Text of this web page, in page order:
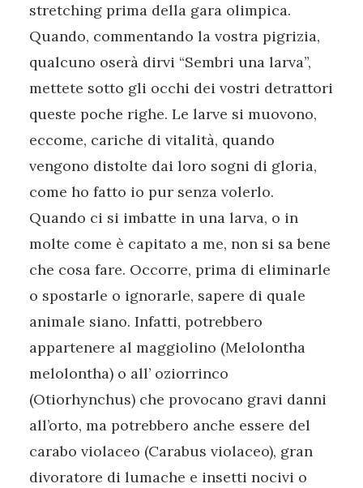
stretching prima della gara olimpica.
Quando, commentando la vostra pigrizia,
qualcuno oserà dirvi “Sembri una larva”,
mettete sotto gli occhi dei vostri detrattori
queste poche righe. Le larve si muovono,
eccome, cariche di vitalità, quando
vengono distolte dai loro sogni di gloria,
come ho fatto io pur senza volerlo.
Quando ci si imbatte in una larva, o in
molte come è capitato a me, non si sa bene
che cosa fare. Occorre, prima di eliminarle
o spostarle o ignorarle, sapere di quale
animale siano. Infatti, potrebbero
appartenere al maggiolino (Melolontha
melolontha) o all’ oziorrinco
(Otiorhynchus) che provocano gravi danni
all’orto, ma potrebbero anche essere del
carabo violaceo (Carabus violaceo), gran
divoratore di lumache e insetti nocivi o